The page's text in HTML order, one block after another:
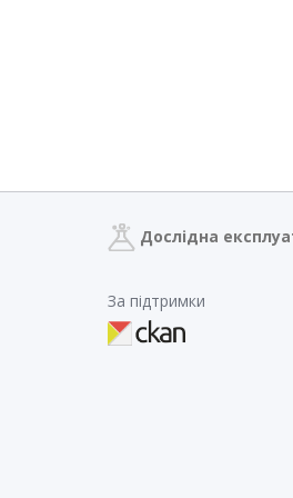
Дослідна
За підтримки